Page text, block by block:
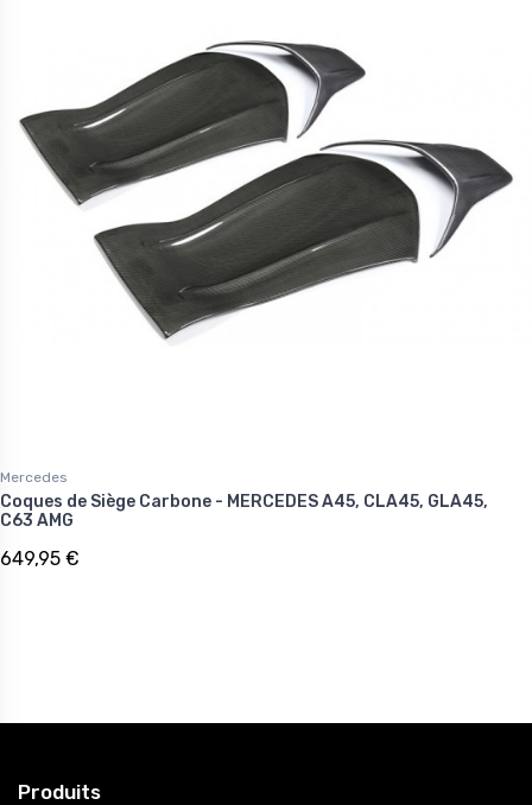
Mercedes
Coques de Siège Carbone - MERCEDES A45, CLA45, GLA45,
C63 AMG
649,95 €
Produits